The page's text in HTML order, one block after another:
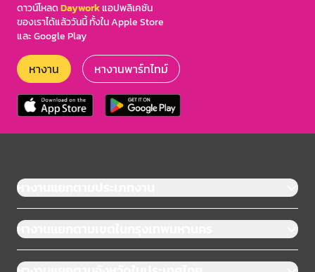
ดาวน์โหลดDayworkแอปพลิเคชัน
ของเราได้แล้ววันนี้ ทั้งใน Apple Store
และ Google Play
หางาน หางานพาร์ทไทม์
หางานแยกตามประเภทงาน
หางานแยกตามเขตในกรุงเทพมหานคร